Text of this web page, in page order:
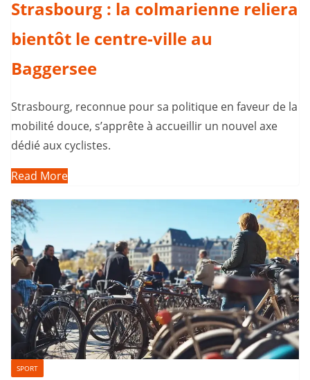
Strasbourg : la colmarienne reliera
bientôt le centre-ville au
Baggersee
Strasbourg, reconnue pour sa politique en faveur de la
mobilité douce, s’apprête à accueillir un nouvel axe
dédié aux cyclistes.
Read More
SPORT